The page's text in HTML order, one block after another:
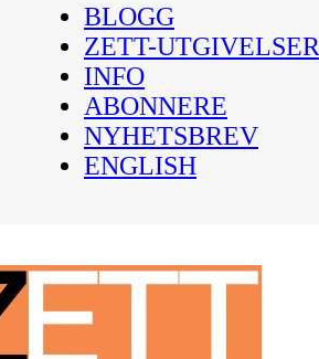
BLOGG
ZETT-UTGIVELSER
INFO
ABONNERE
NYHETSBREV
ENGLISH